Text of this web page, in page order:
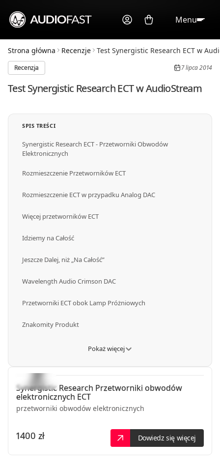
Menu
Strona główna Recenzje Test Synergistic Research ECT w
SPIS TREŚCI
Synergistic Research ECT - Przetworniki Obwodów
Elektronicznych
Rozmieszczenie Przetworników ECT
Rozmieszczenie ECT w przypadku Analog DAC
Więcej przetworników ECT
Idziemy na Całość
Jeszcze Dalej, niż „Na Całość”
Wavelength Audio Crimson DAC
Przetworniki ECT obok Lamp Próżniowych
Znakomity Produkt
Pokaż więcej
Synergistic Research Przetworniki obwodów
elektronicznych ECT
przetworniki obwodów elektronicznych
1400 zł Dowiedz się więcej
Recenzja 7 lipca 2014
Test Synergistic Research ECT w AudioStream